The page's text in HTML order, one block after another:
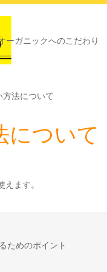
ーガニックへのこだわり
方法について
について
ます。
ためのポイント